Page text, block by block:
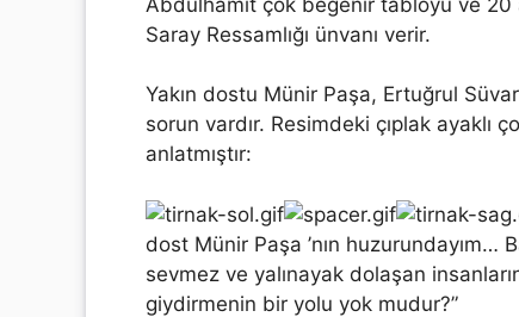
Saray Ressamlığı ünvanı verir.
Yakın dostu Münir Paşa, Ertuğrul
sorun vardır. Resimdeki çıplak ayaklı
anlatmıştır:
dost Münir Paşa ’nın huzurundayım…
sevmez ve yalınayak dolaşan
giydirmenin bir yolu yok mudur?”